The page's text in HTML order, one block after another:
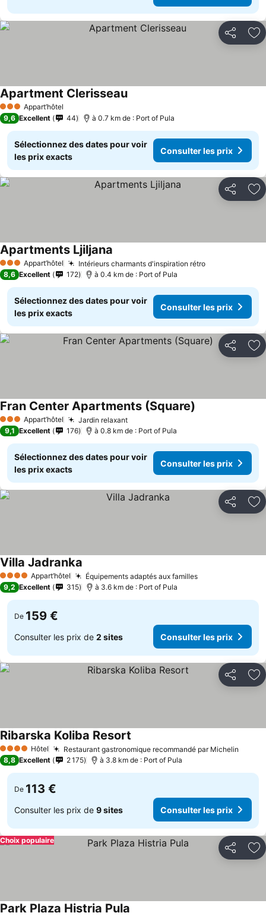
Partager
3 ÉtoilesAppart’hôtel
Apartment Clerisseau
9,6 Excellent 44 à 0.7 km de : Port of Pula
Sélectionnez des dates pour voir
les prix exacts
Consulter les prix
Partager
3 ÉtoilesAppart’hôtel Intérieurs charmants d'inspiration rétro
Apartments Ljiljana
8,6 Excellent 172 à 0.4 km de : Port of Pula
Sélectionnez des dates pour voir
les prix exacts
Consulter les prix
Partager
3 ÉtoilesAppart’hôtel Jardin relaxant
Fran Center Apartments (Square)
9,1 Excellent 176 à 0.8 km de : Port of Pula
Sélectionnez des dates pour voir
les prix exacts
Consulter les prix
Partager
4 Étoiles Appart’hôtel Équipements adaptés aux familles
Villa Jadranka
9,2 Excellent 315 à 3.6 km de : Port of Pula
De 159 €
Consulter les prix de 2 sites Consulter les prix
Partager
4 Étoiles Hôtel Restaurant gastronomique recommandé par Michelin
Ribarska Koliba Resort
8,8 Excellent 2 175 à 3.8 km de : Port of Pula
De 113 €
Consulter les prix de 9 sites Consulter les prix
Partager
Choix populaire
Park Plaza Histria Pula